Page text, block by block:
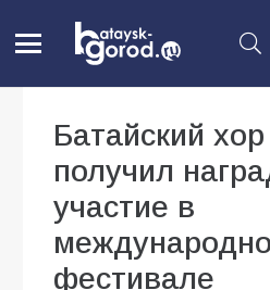
Батайский
получил
участие в
фестивале